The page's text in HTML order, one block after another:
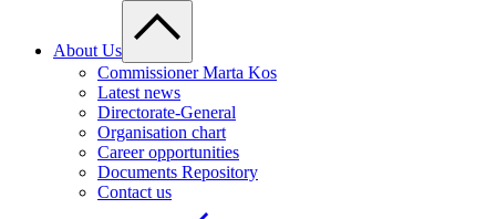
About Us
Commissioner Marta Kos
Latest news
Directorate-General
Organisation chart
Career opportunities
Documents Repository
Contact us